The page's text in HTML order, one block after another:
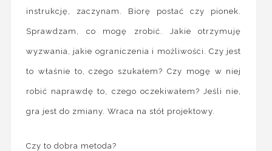
instrukcję, zaczynam. Biorę postać czy pionek.
Sprawdzam, co mogę zrobić. Jakie otrzymuję
wyzwania, jakie ograniczenia i możliwości. Czy jest
to właśnie to, czego szukałem? Czy mogę w niej
robić naprawdę to, czego oczekiwałem? Jeśli nie,
gra jest do zmiany. Wraca na stół projektowy.
Czy to dobra metoda?